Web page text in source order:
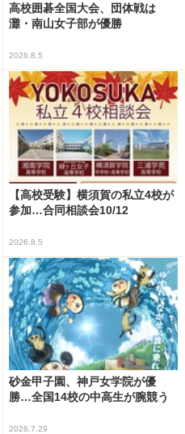
高校囲碁全国大会、団体戦は
灘・南山女子部が優勝
2026.8.5
【高校受験】横須賀の私立4校が
参加…合同相談会10/12
2026.8.5
砂金甲子園、神戸女学院が優
勝…全国14校の中高生が腕競う
2026.7.29